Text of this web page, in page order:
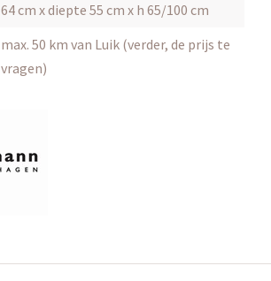
64 cm x diepte 55 cm x h 65/100 cm
max. 50 km van Luik (verder, de prijs te
vragen)